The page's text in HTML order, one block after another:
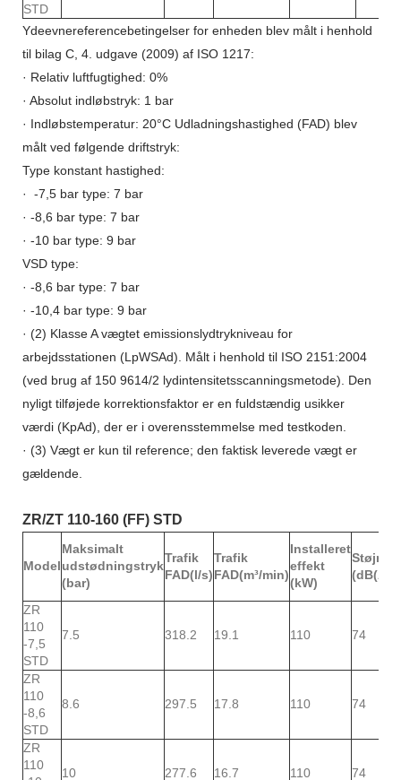
STD
Ydeevnereferencebetingelser for enheden blev målt i henhold
til bilag C, 4. udgave (2009) af ISO 1217:
· Relativ luftfugtighed: 0%
· Absolut indløbstryk: 1 bar
· Indløbstemperatur: 20°C Udladningshastighed (FAD) blev
målt ved følgende driftstryk:
Type konstant hastighed:
· -7,5 bar type: 7 bar
· -8,6 bar type: 7 bar
· -10 bar type: 9 bar
VSD type:
· -8,6 bar type: 7 bar
· -10,4 bar type: 9 bar
· (2) Klasse A vægtet emissionslydtrykniveau for
arbejdsstationen (LpWSAd). Målt i henhold til ISO 2151:2004
(ved brug af 150 9614/2 lydintensitetsscanningsmetode). Den
nyligt tilføjede korrektionsfaktor er en fuldstændig usikker
værdi (KpAd), der er i overensstemmelse med testkoden.
· (3) Vægt er kun til reference; den faktisk leverede vægt er
gældende.
ZR/ZT 110-160 (FF) STD
Model
Maksimalt
udstødningstryk
(bar)
Trafik
FAD(l/s)
Trafik
FAD(m³/min)
Installeret
effekt
(kW)
(dB(A))
ZR
110
-7,5
STD
7.5 318.2 19.1 110 74
ZR
110
-8,6
STD
8.6 297.5 17.8 110 74
ZR
110
10 277.6 16.7 110 74